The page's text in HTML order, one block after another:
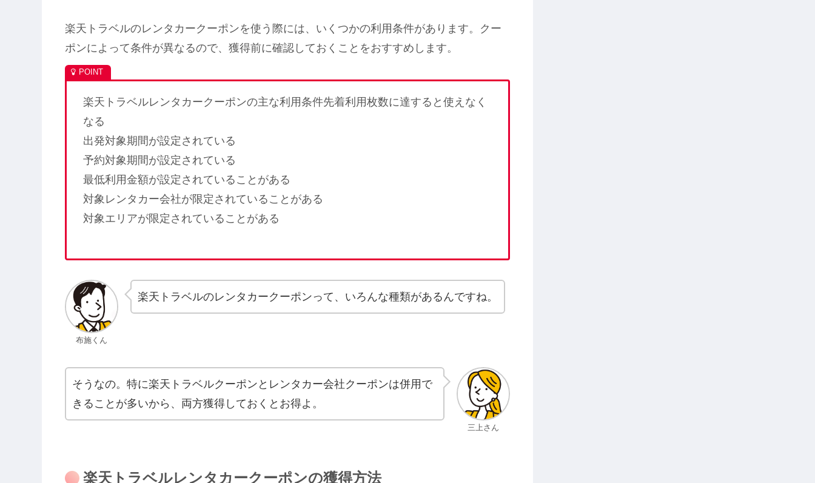
楽天トラベルのレンタカークーポンを使う際には、いくつかの利用条件があります。クー
ポンによって条件が異なるので、獲得前に確認しておくことをおすすめします。
楽天トラベルレンタカークーポンの主な利用条件先着利用枚数に達すると使えなく
なる
出発対象期間が設定されている
予約対象期間が設定されている
最低利用金額が設定されていることがある
対象レンタカー会社が限定されていることがある
対象エリアが限定されていることがある
布施くん
楽天トラベルのレンタカークーポンって、いろんな種類があるんですね。
三上さん
そうなの。特に楽天トラベルクーポンとレンタカー会社クーポンは併用で
きることが多いから、両方獲得しておくとお得よ。
楽天トラベルレンタカークーポンの獲得方法